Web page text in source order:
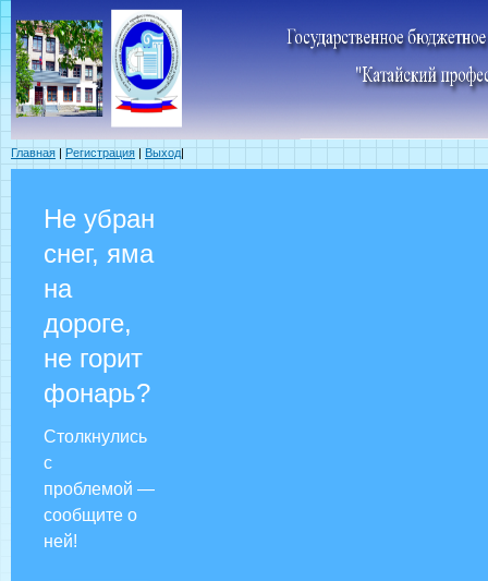
Главная | Регистрация | Выход|
Не убран
снег, яма
на
дороге,
не горит
фонарь?
Столкнулись
с
проблемой —
сообщите о
ней!